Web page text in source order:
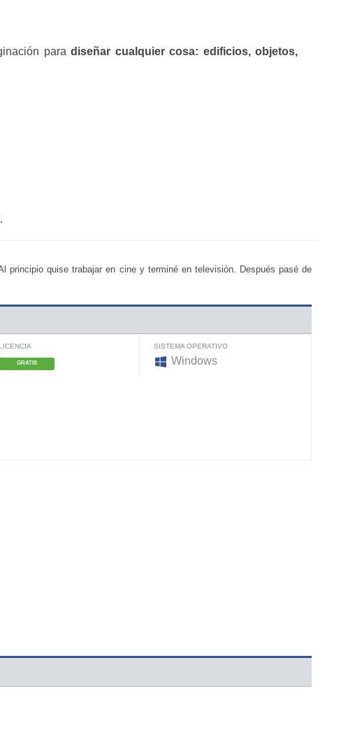
paradiseñar cualquier cosa: edificios, objetos,
quise trabajar en cine y terminé en televisión. Después pasé de
LICENCIA
GRATIS
SISTEMA OPERATIVO
Windows